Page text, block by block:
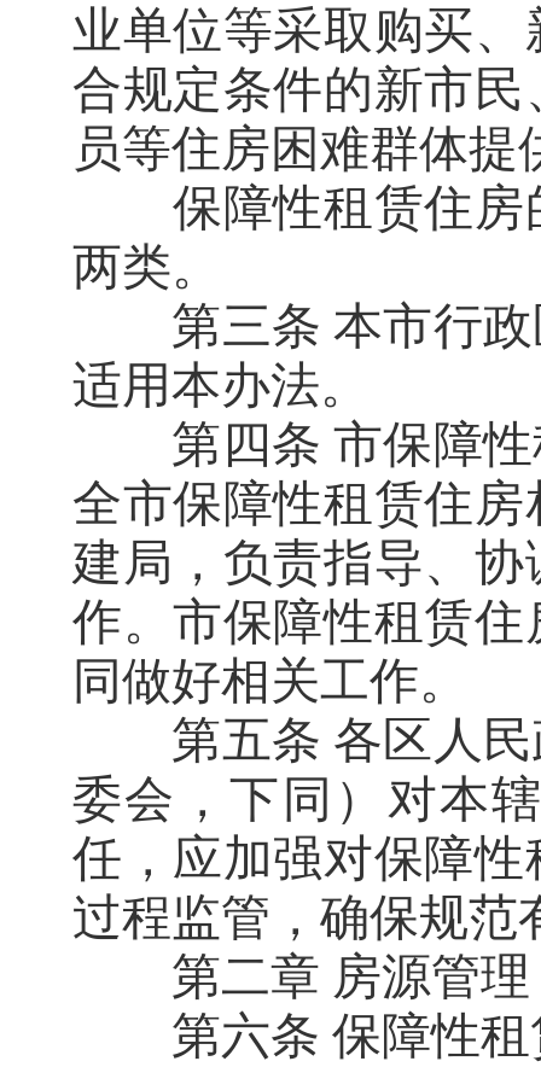
业单位等采取购买
合规定条件的新市
员等住房困难群体
保障性租赁住房
两类。
第三条 本市行政
适用本办法。
第四条 市保障性
全市保障性租赁住
建局，负责指导、
作。市保障性租赁
同做好相关工作。
第五条 各区人民
委会，下同）对本
任，应加强对保障
过程监管，确保规范
第二章 房源管理
第六条 保障性租